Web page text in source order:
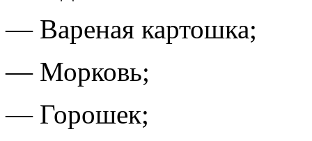
— Вареная картошка;
— Морковь;
— Горошек;